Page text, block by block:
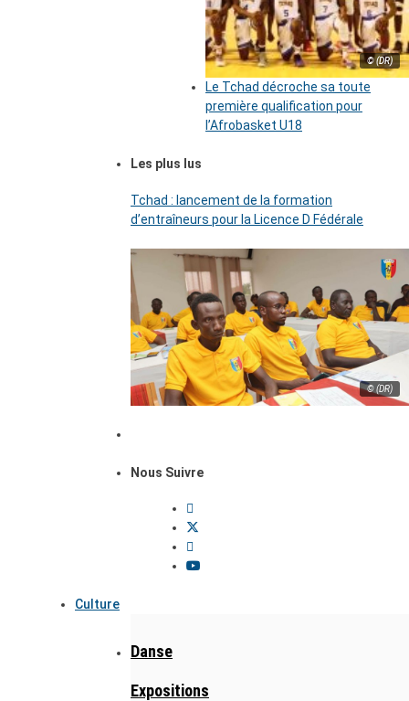
© (DR)
Le Tchad décroche sa toute
première qualification pour
l’Afrobasket U18
Les plus lus
Tchad : lancement de la formation
d’entraîneurs pour la Licence D Fédérale
© (DR)
Nous Suivre
Culture
Danse
Expositions